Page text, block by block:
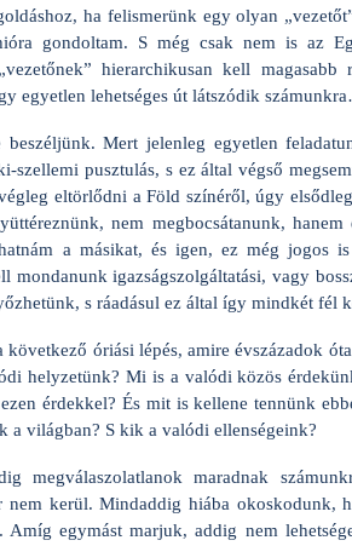
ha felismerünk egy olyan
gondoltam. S még csak nem is az
hierarchikusan kell
egyetlen lehetséges út látszódik
Mert jelenleg egyetlen
szellemi pusztulás, s ez által végső
eltörlődni a Föld színéről, úgy
nem megbocsátanunk, hanem
a másikat, és igen, ez még jogos
mondanunk igazságszolgáltatási, vagy
s ráadásul ez által így mindkét fél
következő óriási lépés, amire évszázadok
helyzetünk? Mi is a valódi közös
érdekkel? És mit is kellene tennünk
a világban? S kik a valódi ellenségeink?
megválaszolatlanok maradnak
nem kerül. Mindaddig hiába okoskodunk,
egymást marjuk, addig nem